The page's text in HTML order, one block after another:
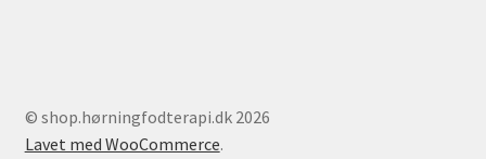
© shop.hørningfodterapi.dk 2026
Lavet med WooCommerce.